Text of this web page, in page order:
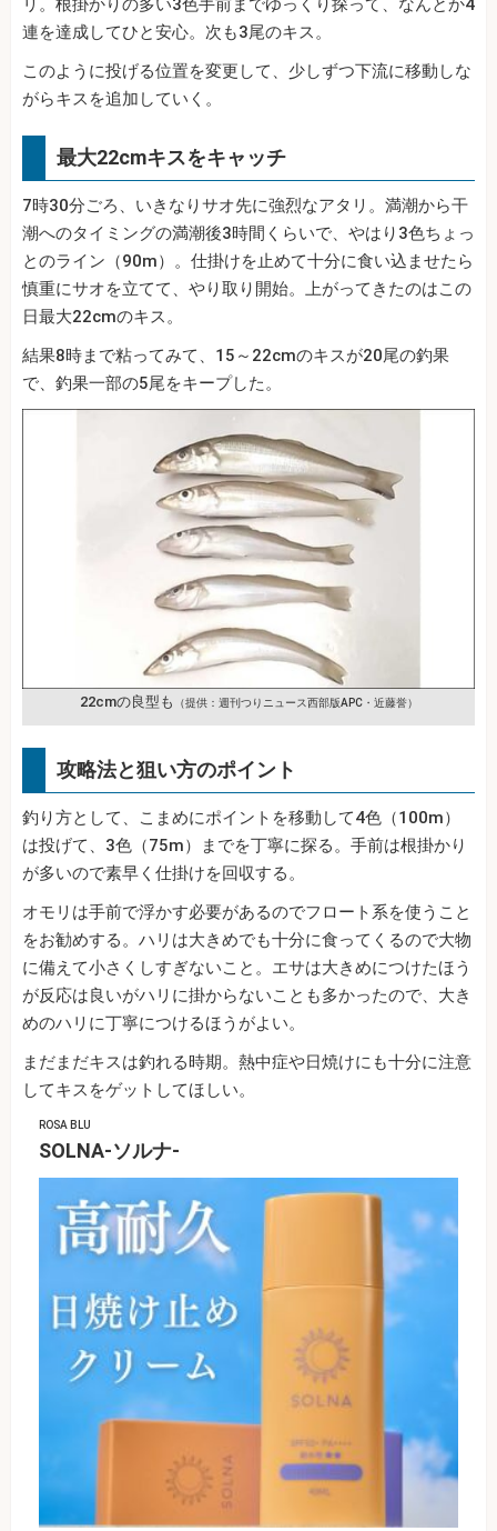
リ。根掛かりの多い3色手前までゆっくり探って、なんとか4
連を達成してひと安心。次も3尾のキス。
このように投げる位置を変更して、少しずつ下流に移動しな
がらキスを追加していく。
最大22cmキスをキャッチ
7時30分ごろ、いきなりサオ先に強烈なアタリ。満潮から干
潮へのタイミングの満潮後3時間くらいで、やはり3色ちょっ
とのライン（90m）。仕掛けを止めて十分に食い込ませたら
慎重にサオを立てて、やり取り開始。上がってきたのはこの
日最大22cmのキス。
結果8時まで粘ってみて、15～22cmのキスが20尾の釣果
で、釣果一部の5尾をキープした。
22cmの良型も （提供：週刊つりニュース西部版APC・近藤誉）
攻略法と狙い方のポイント
釣り方として、こまめにポイントを移動して4色（100m）
は投げて、3色（75m）までを丁寧に探る。手前は根掛かり
が多いので素早く仕掛けを回収する。
オモリは手前で浮かす必要があるのでフロート系を使うこと
をお勧めする。ハリは大きめでも十分に食ってくるので大物
に備えて小さくしすぎないこと。エサは大きめにつけたほう
が反応は良いがハリに掛からないことも多かったので、大き
めのハリに丁寧につけるほうがよい。
まだまだキスは釣れる時期。熱中症や日焼けにも十分に注意
してキスをゲットしてほしい。
ROSA BLU
SOLNA-ソルナ-